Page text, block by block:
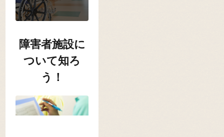
障害者施設に
ついて知ろ
う！